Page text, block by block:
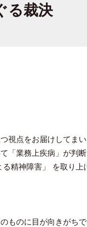
る裁決
視点をお届けしてま
「業務上疾病」が判
精神障害」 を取り上
ものに目が向きがち